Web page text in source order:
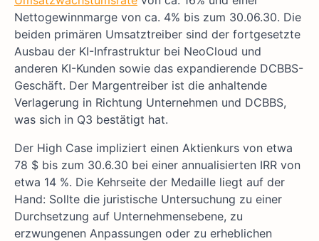
Nettogewinnmarge von ca. 4% bis zum 30.06.30. Die
beiden primären Umsatztreiber sind der fortgesetzte
Ausbau der KI-Infrastruktur bei NeoCloud und
anderen KI-Kunden sowie das expandierende DCBBS-
Geschäft. Der Margentreiber ist die anhaltende
Verlagerung in Richtung Unternehmen und DCBBS,
was sich in Q3 bestätigt hat.
Der High Case impliziert einen Aktienkurs von etwa
78 $ bis zum 30.6.30 bei einer annualisierten IRR von
etwa 14 %. Die Kehrseite der Medaille liegt auf der
Hand: Sollte die juristische Untersuchung zu einer
Durchsetzung auf Unternehmensebene, zu
erzwungenen Anpassungen oder zu erheblichen